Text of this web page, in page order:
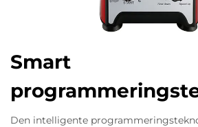
Smart
Den intelligente